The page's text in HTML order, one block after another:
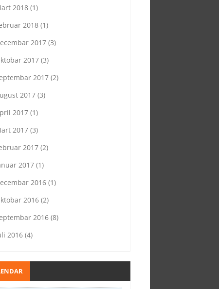
2018 (1)
2018 (1)
2017 (3)
2017 (3)
2017 (2)
2017 (3)
2017 (1)
2017 (3)
2017 (2)
2017 (1)
2016 (1)
2016 (2)
2016 (8)
2016 (4)